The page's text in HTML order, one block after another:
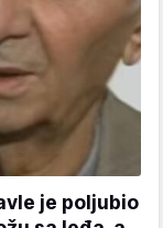
je poljubio